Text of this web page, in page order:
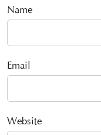
Name
Email
Website